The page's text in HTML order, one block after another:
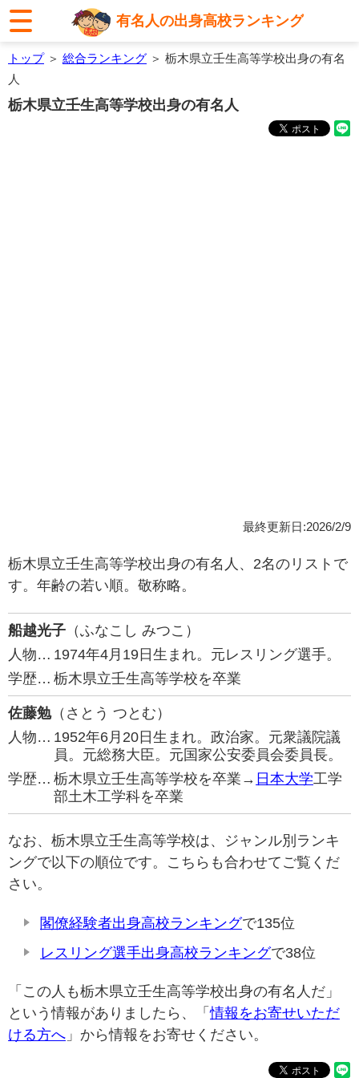
有名人の出身高校ランキング
トップ＞ 総合ランキング ＞ 栃木県立壬生高等学校出身の有名
人
栃木県立壬生高等学校出身の有名人
最終更新日:2026/2/9
栃木県立壬生高等学校出身の有名人、2名のリストで
す。年齢の若い順。敬称略。
船越光子 （ふなこし みつこ）
人物… 1974年4月19日生まれ。元レスリング選手。
学歴… 栃木県立壬生高等学校を卒業
佐藤勉（さとう つとむ）
人物… 1952年6月20日生まれ。政治家。元衆議院議
員。元総務大臣。元国家公安委員会委員長。
学歴… 栃木県立壬生高等学校を卒業→ 日本大学工学
部土木工学科を卒業
なお、栃木県立壬生高等学校は、ジャンル別ランキ
ングで以下の順位です。こちらも合わせてご覧くだ
さい。
閣僚経験者出身高校ランキングで135位
レスリング選手出身高校ランキングで38位
「この人も栃木県立壬生高等学校出身の有名人だ」
という情報がありましたら、「情報をお寄せいただ
ける方へ 」から情報をお寄せください。